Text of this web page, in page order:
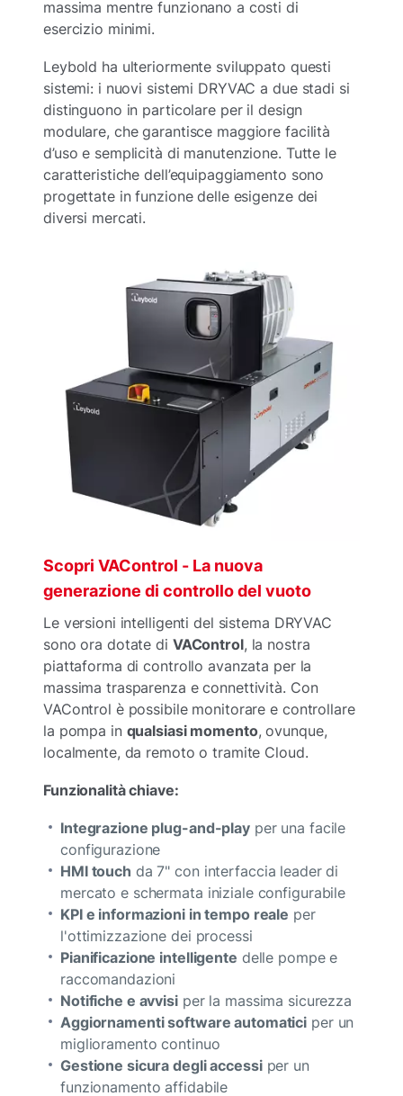
massima mentre funzionano a costi di
esercizio minimi.
Leybold ha ulteriormente sviluppato questi
sistemi: i nuovi sistemi DRYVAC a due stadi si
distinguono in particolare per il design
modulare, che garantisce maggiore facilità
d’uso e semplicità di manutenzione. Tutte le
caratteristiche dell’equipaggiamento sono
progettate in funzione delle esigenze dei
diversi mercati.
Scopri VAControl - La nuova
generazione di controllo del vuoto
Le versioni intelligenti del sistema DRYVAC
sono ora dotate di VAControl, la nostra
piattaforma di controllo avanzata per la
massima trasparenza e connettività. Con
VAControl è possibile monitorare e controllare
la pompa in qualsiasi momento, ovunque,
localmente, da remoto o tramite Cloud.
Funzionalità chiave:
Integrazione plug-and-playper una facile
configurazione
HMI touch da 7" con interfaccia leader di
mercato e schermata iniziale configurabile
KPI e informazioni in tempo reale per
l'ottimizzazione dei processi
Pianificazione intelligente delle pompe e
raccomandazioni
Notifiche e avvisiper la massima sicurezza
Aggiornamenti software automatici per un
miglioramento continuo
Gestione sicura degli accessiper un
funzionamento affidabile